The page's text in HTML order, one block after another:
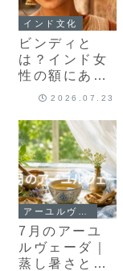
インド文化
ビンディと
は？インド女
性の額にある
赤い点の意味
説
2026.07.23
7月のアーユ
ルヴェーダ｜
蒸し暑さと冷